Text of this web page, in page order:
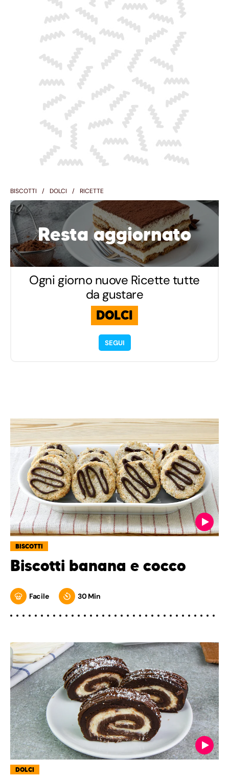
BISCOTTI DOLCI RICETTE
Resta aggiornato
Ogni giorno nuove Ricette tutte
da gustare
DOLCI
SEGUI
BISCOTTI
Biscotti banana e cocco
Facile 30 Min
DOLCI